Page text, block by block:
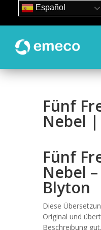
93 840 50 80
Fünf
Nebel |
Fünf
Nebel
Blyton
Diese
Original und
Beschreibung
Español